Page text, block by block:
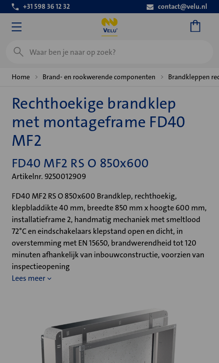
+31 598 36 12 32 contact@velu.nl
Zoeken
Home Brand- en rookwerende componenten Brandkleppen
Rechthoekige brandklep
met montageframe FD40
MF2
FD40 MF2 RS O 850x600
Artikelnr. 9250012909
FD40 MF2 RS O 850x600 Brandklep, rechthoekig,
klepbladdikte 40 mm, breedte 850 mm x hoogte 600 mm,
installatieframe 2, handmatig mechaniek met smeltlood
72°C en eindschakelaars klepstand open en dicht, in
overstemming met EN 15650, brandwerendheid tot 120
minuten afhankelijk van inbouwconstructie, voorzien van
inspectieopening
Lees meer